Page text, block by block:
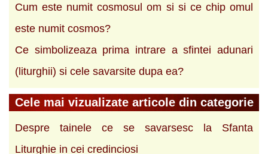
Cum este numit cosmosul om si si ce chip omul
este numit cosmos?
Ce simbolizeaza prima intrare a sfintei adunari
(liturghii) si cele savarsite dupa ea?
Cele mai vizualizate articole din categorie
Despre tainele ce se savarsesc la Sfanta
Liturghie in cei credinciosi